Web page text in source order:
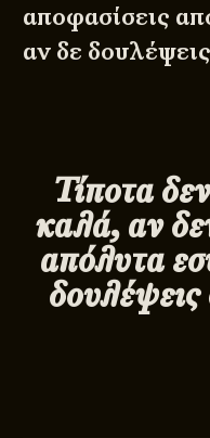
αποφασίσεις
αν δε
Τίποτα
καλά, αν
απόλυτα